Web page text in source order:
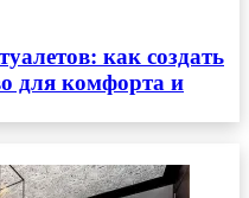
как создать
для комфорта и